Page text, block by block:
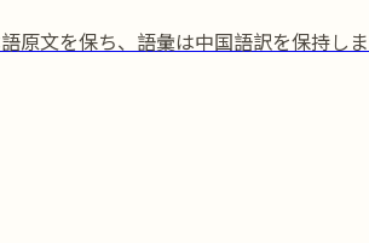
原文を保ち、語彙は中国語訳を保持しま